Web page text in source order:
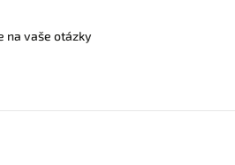
na vaše otázky